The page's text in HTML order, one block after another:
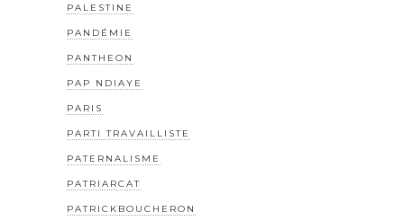
PALESTINE
PANDÉMIE
PANTHEON
PAP NDIAYE
PARIS
PARTI TRAVAILLISTE
PATERNALISME
PATRIARCAT
PATRICKBOUCHERON